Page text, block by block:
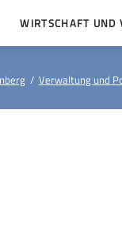
WIRTSCHAFT UND
Verwaltung und